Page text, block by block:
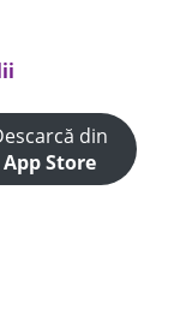
din
App Store